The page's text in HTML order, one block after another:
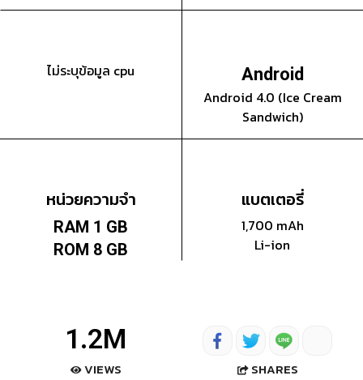
ไม่ระบุข้อมูล cpu Android
Android 4.0 (Ice Cream
Sandwich)
หน่วยความจำ
RAM 1 GB
ROM 8 GB
แบตเตอรี่
1,700 mAh
Li-ion
1.2M
VIEWS SHARES